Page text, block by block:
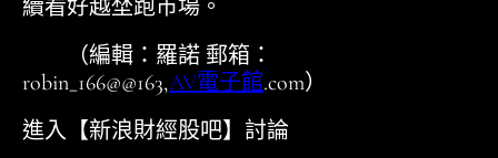
續看好越埜跑市場。
（編輯：羅諾 郵箱：
robin_166@@163,AV電子館.com）
進入【新浪財經股吧】討論